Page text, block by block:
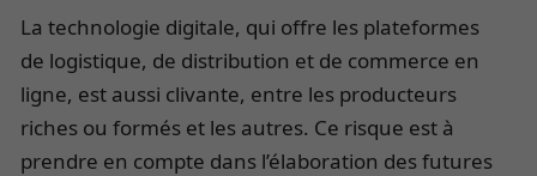
La technologie digitale, qui offre les plateformes
de logistique, de distribution et de commerce en
ligne, est aussi clivante, entre les producteurs
riches ou formés et les autres. Ce risque est à
prendre en compte dans l’élaboration des futures